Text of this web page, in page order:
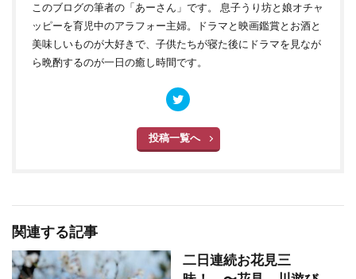
このブログの筆者の「あーさん」です。 息子うり坊と娘オチャ
ッピーを育児中のアラフォー主婦。ドラマと映画鑑賞とお酒と
美味しいものが大好きで、子供たちが寝た後にドラマを見なが
ら晩酌するのが一日の癒し時間です。
投稿一覧へ
関連する記事
二日連続お花見三